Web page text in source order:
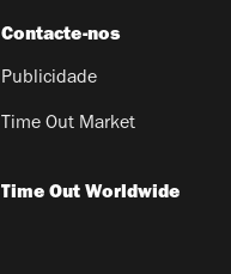
Contacte-nos
Publicidade
Time Out Market
Time Out Worldwide